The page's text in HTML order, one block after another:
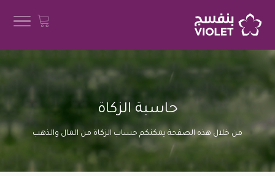
حاسبة الزكاة
من خلال هذه الصفحة يمكنكم حساب الزكاة من المال والذهب